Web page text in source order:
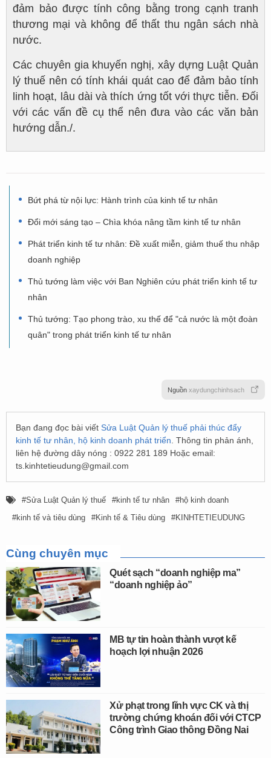
đảm bảo được tính công bằng trong cạnh tranh
thương mại và không để thất thu ngân sách nhà
nước.
Các chuyên gia khuyến nghị, xây dựng Luật Quản
lý thuế nên có tính khái quát cao để đảm bảo tính
linh hoạt, lâu dài và thích ứng tốt với thực tiễn. Đối
với các vấn đề cụ thể nên đưa vào các văn bản
hướng dẫn./.
Bứt phá từ nội lực: Hành trình của kinh tế tư nhân
Đổi mới sáng tạo – Chìa khóa nâng tầm kinh tế tư nhân
Phát triển kinh tế tư nhân: Đề xuất miễn, giảm thuế thu nhập
doanh nghiệp
Thủ tướng làm việc với Ban Nghiên cứu phát triển kinh tế tư
nhân
Thủ tướng: Tạo phong trào, xu thế để "cả nước là một đoàn
quân" trong phát triển kinh tế tư nhân
Nguồn xaydungchinhsach
Bạn đang đọc bài viết Sửa Luật Quản lý thuế phải thúc đẩy
kinh tế tư nhân, hộ kinh doanh phát triển . Thông tin phản ánh,
liên hệ đường dây nóng : 0922 281 189 Hoặc email:
ts.kinhtetieudung@gmail.com
Sửa Luật Quản lý thuế kinh tế tư nhân
hộ kinh doanh
kinh tế và tiêu dùng
Kinh tế & Tiêu dùng KINHTETIEUDUNG
Cùng chuyên mục
Quét sạch “doanh nghiệp ma”
“doanh nghiệp ảo”
MB tự tin hoàn thành vượt kế
hoạch lợi nhuận 2026
Xử phạt trong lĩnh vực CK và thị
trường chứng khoán đối với CTCP
Công trình Giao thông Đồng Nai